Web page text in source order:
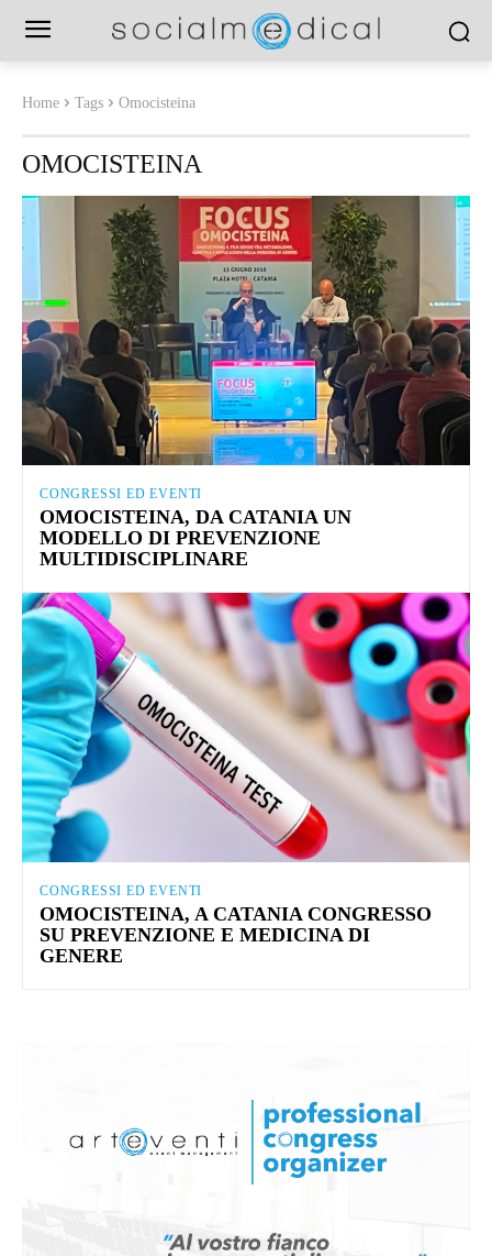
Home Tags Omocisteina
OMOCISTEINA
CONGRESSI ED EVENTI
OMOCISTEINA, DA CATANIA UN
MODELLO DI PREVENZIONE
MULTIDISCIPLINARE
CONGRESSI ED EVENTI
OMOCISTEINA, A CATANIA CONGRESSO
SU PREVENZIONE E MEDICINA DI
GENERE